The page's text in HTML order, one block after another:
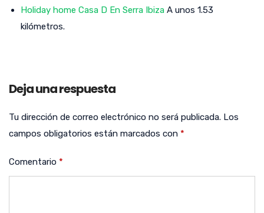
Holiday home Casa D En Serra Ibiza A unos 1.53
kilómetros.
Deja una respuesta
Tu dirección de correo electrónico no será publicada. Los
campos obligatorios están marcados con *
Comentario *